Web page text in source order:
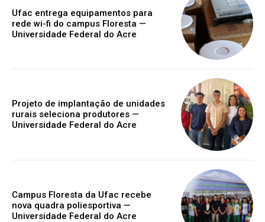
Ufac entrega equipamentos para
rede wi-fi do campus Floresta —
Universidade Federal do Acre
Projeto de implantação de unidades
rurais seleciona produtores —
Universidade Federal do Acre
Campus Floresta da Ufac recebe
nova quadra poliesportiva —
Universidade Federal do Acre